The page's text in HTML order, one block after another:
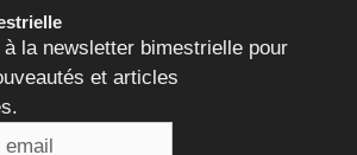
la newsletter bimestrielle pour
et articles